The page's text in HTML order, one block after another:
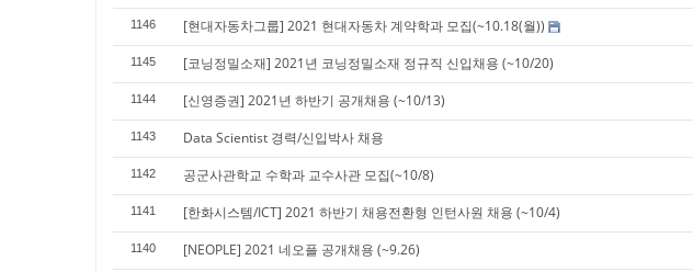
1146 [현대자동차그룹] 2021 현대자동차 계약학과 모집(~10.18(월))
1145 [코닝정밀소재] 2021년 코닝정밀소재 정규직 신입채용 (~10/20)
1144 [신영증권] 2021년 하반기 공개채용 (~10/13)
1143 Data Scientist 경력/신입박사 채용
1142 공군사관학교 수학과 교수사관 모집(~10/8)
1141 [한화시스템/ICT] 2021 하반기 채용전환형 인턴사원 채용 (~10/4)
1140 [NEOPLE] 2021 네오플 공개채용 (~9.26)